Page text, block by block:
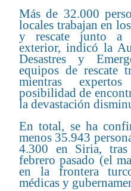
Más de 32.000
locales trabajan en
y rescate junto a
exterior, indicó la
Desastres y
equipos de rescate
mientras
posibilidad de
la devastación
En total, se ha
menos 35.943
4.300 en Siria,
febrero pasado (el
en la frontera
médicas y